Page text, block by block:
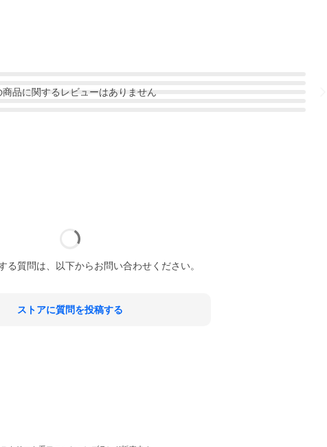
商品に関するレビューはありません
る質問は、以下からお問い合わせください。
ストアに質問を投稿する